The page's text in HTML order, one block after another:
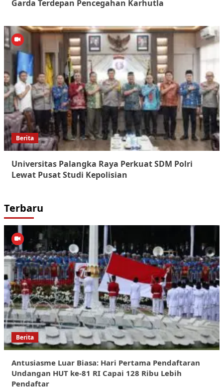
Garda Terdepan Pencegahan Karhutla
Berita
Universitas Palangka Raya Perkuat SDM Polri
Lewat Pusat Studi Kepolisian
Terbaru
Berita
Antusiasme Luar Biasa: Hari Pertama Pendaftaran
Undangan HUT ke-81 RI Capai 128 Ribu Lebih
Pendaftar